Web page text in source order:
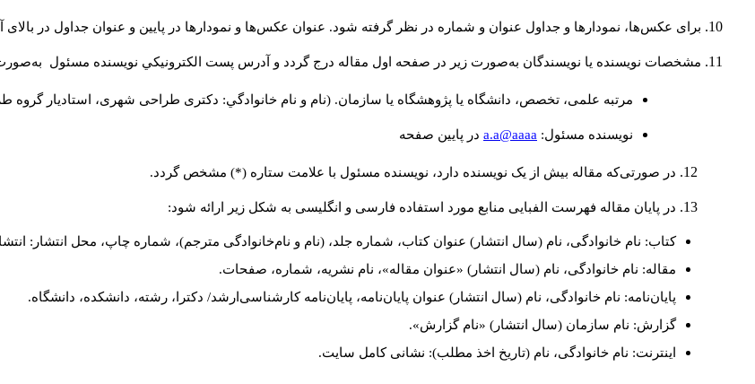
برای عکس‌ها، نمودارها و جداول عنوان و شماره در نظر گرفته شود. عنوان عکس‌ها و نمودارها در پایین و عنوان جداول در
مشخصات نویسنده یا نویسندگان به‌صورت زیر در صفحه اول مقاله درج گردد و آدرس پست الكترونيكي نويسنده مسئول
مرتبه علمی، تخصص، دانشگاه یا پژوهشگاه یا سازمان. (نام و نام خانوادگي: دکتری طراحی شهری، استادیار گروه
نويسنده مسئول: a.a@aaaa در پايين صفحه
در صورتی‌که مقاله بیش از یک نویسنده دارد، نویسنده مسئول با علامت ستاره (*) مشخص گردد.
در پایان مقاله فهرست الفبایی منابع مورد استفاده فارسی و انگلیسی به شکل زیر ارائه شود:
کتاب: نام خانوادگی، نام (سال انتشار) عنوان کتاب، شماره جلد، (نام و نام‌خانوادگی مترجم)، شماره چاپ، محل انتشار:
مقاله: نام خانوادگی، نام (سال انتشار) «عنوان مقاله»، نام نشریه، شماره، صفحات.
پایان‌نامه: نام خانوادگی، نام (سال انتشار) عنوان پایان‌نامه، پایان‌نامه کارشناسی‌ارشد/ دکترا، رشته، دانشکده، دانشگاه.
گزارش: نام سازمان (سال انتشار) «نام گزارش».
اینترنت: نام خانوادگی، نام (تاریخ اخذ مطلب): نشانی کامل سایت.